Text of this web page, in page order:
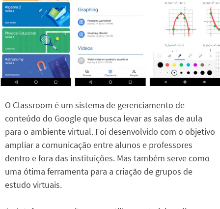
O Classroom é um sistema de gerenciamento de
conteúdo do Google que busca levar as salas de aula
para o ambiente virtual. Foi desenvolvido com o objetivo
ampliar a comunicação entre alunos e professores
dentro e fora das instituições. Mas também serve como
uma ótima ferramenta para a criação de grupos de
estudo virtuais.